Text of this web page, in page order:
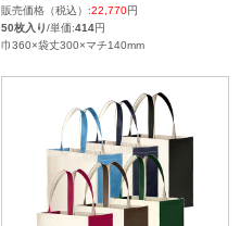
販売価格（税込）:22,770円
50枚入り/単価:414円
巾360×袋丈300×マチ140mm